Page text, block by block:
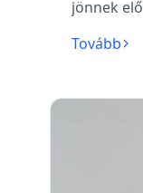
jönnek
Tovább